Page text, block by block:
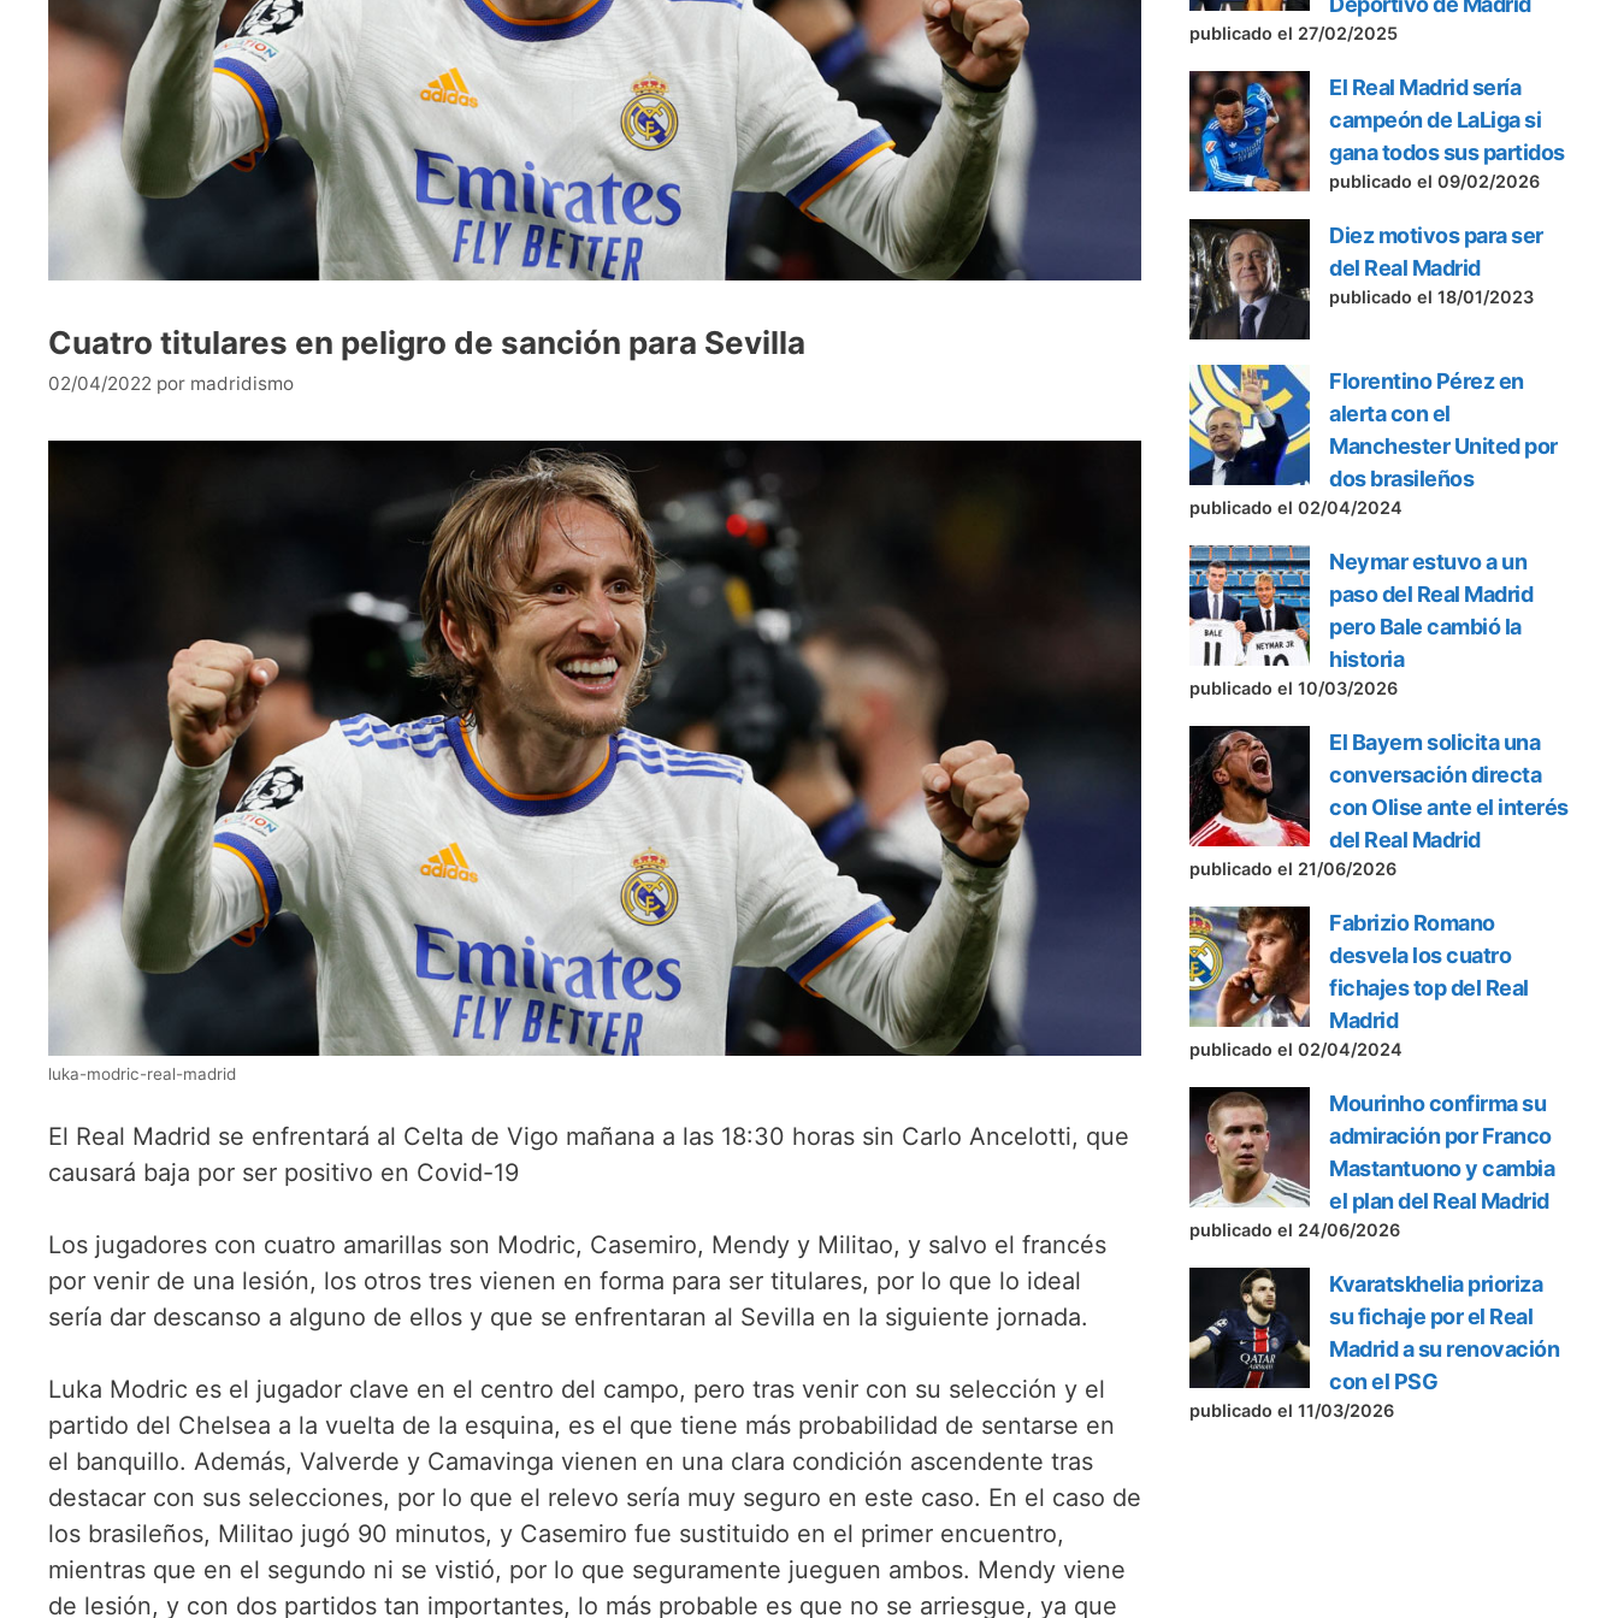
Cuatro titulares en peligro de sanción para Sevilla
02/04/2022 por madridismo
luka-modric-real-madrid
El Real Madrid se enfrentará al Celta de Vigo mañana a las 18:30 horas sin Carlo Ancelotti, que
causará baja por ser positivo en Covid-19
Los jugadores con cuatro amarillas son Modric, Casemiro, Mendy y Militao, y salvo el francés
por venir de una lesión, los otros tres vienen en forma para ser titulares, por lo que lo ideal
sería dar descanso a alguno de ellos y que se enfrentaran al Sevilla en la siguiente jornada.
Luka Modric es el jugador clave en el centro del campo, pero tras venir con su selección y el
partido del Chelsea a la vuelta de la esquina, es el que tiene más probabilidad de sentarse en
el banquillo. Además, Valverde y Camavinga vienen en una clara condición ascendente tras
destacar con sus selecciones, por lo que el relevo sería muy seguro en este caso. En el caso de
los brasileños, Militao jugó 90 minutos, y Casemiro fue sustituido en el primer encuentro,
mientras que en el segundo ni se vistió, por lo que seguramente jueguen ambos. Mendy viene
de lesión, y con dos partidos tan importantes, lo más probable es que no se arriesgue, ya que
publicado el 27/02/2025
El Real Madrid sería
campeón de LaLiga si
gana todos sus partidos
publicado el 09/02/2026
Diez motivos para ser
del Real Madrid
publicado el 18/01/2023
Florentino Pérez en
alerta con el
Manchester United por
dos brasileños
publicado el 02/04/2024
Neymar estuvo a un
paso del Real Madrid
pero Bale cambió la
historia
publicado el 10/03/2026
El Bayern solicita una
conversación directa
con Olise ante el interés
del Real Madrid
publicado el 21/06/2026
Fabrizio Romano
desvela los cuatro
fichajes top del Real
Madrid
publicado el 02/04/2024
Mourinho confirma su
admiración por Franco
Mastantuono y cambia
el plan del Real Madrid
publicado el 24/06/2026
Kvaratskhelia prioriza
su fichaje por el Real
Madrid a su renovación
con el PSG
publicado el 11/03/2026